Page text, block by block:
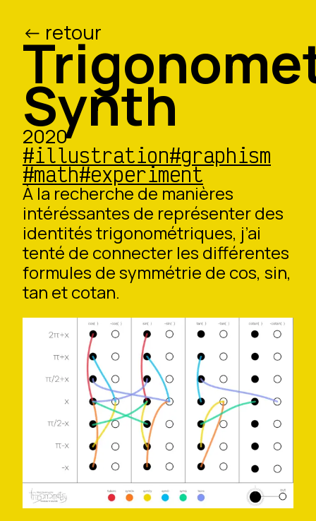
<- retour
Synth
2020
#illustration#graphism
#math#experiment
À la recherche de manières
intéréssantes de représenter des
identités trigonométriques, j’ai
tenté de connecter les différentes
formules de symmétrie de cos, sin,
tan et cotan.